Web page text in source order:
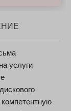
услуги